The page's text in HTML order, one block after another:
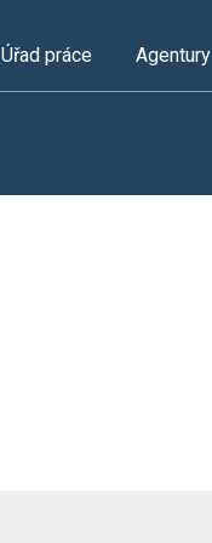
Úřad práce Agentury